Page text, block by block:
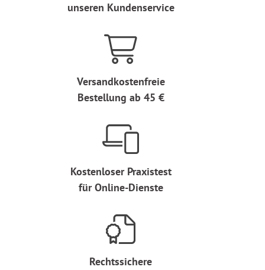
unseren Kundenservice
Versandkostenfreie
Bestellung ab 45 €
Kostenloser Praxistest
für Online-Dienste
Rechtssichere